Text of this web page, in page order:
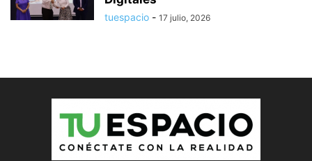
tuespacio - 17 julio, 2026